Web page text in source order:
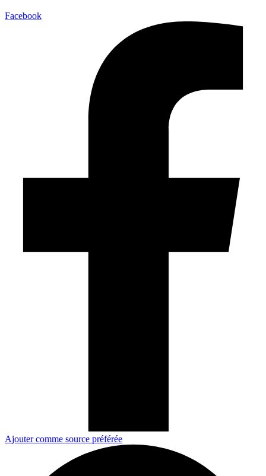
Facebook
Ajouter comme source préférée